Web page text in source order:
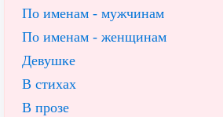
По именам - мужчинам
По именам - женщинам
Девушке
В стихах
В прозе